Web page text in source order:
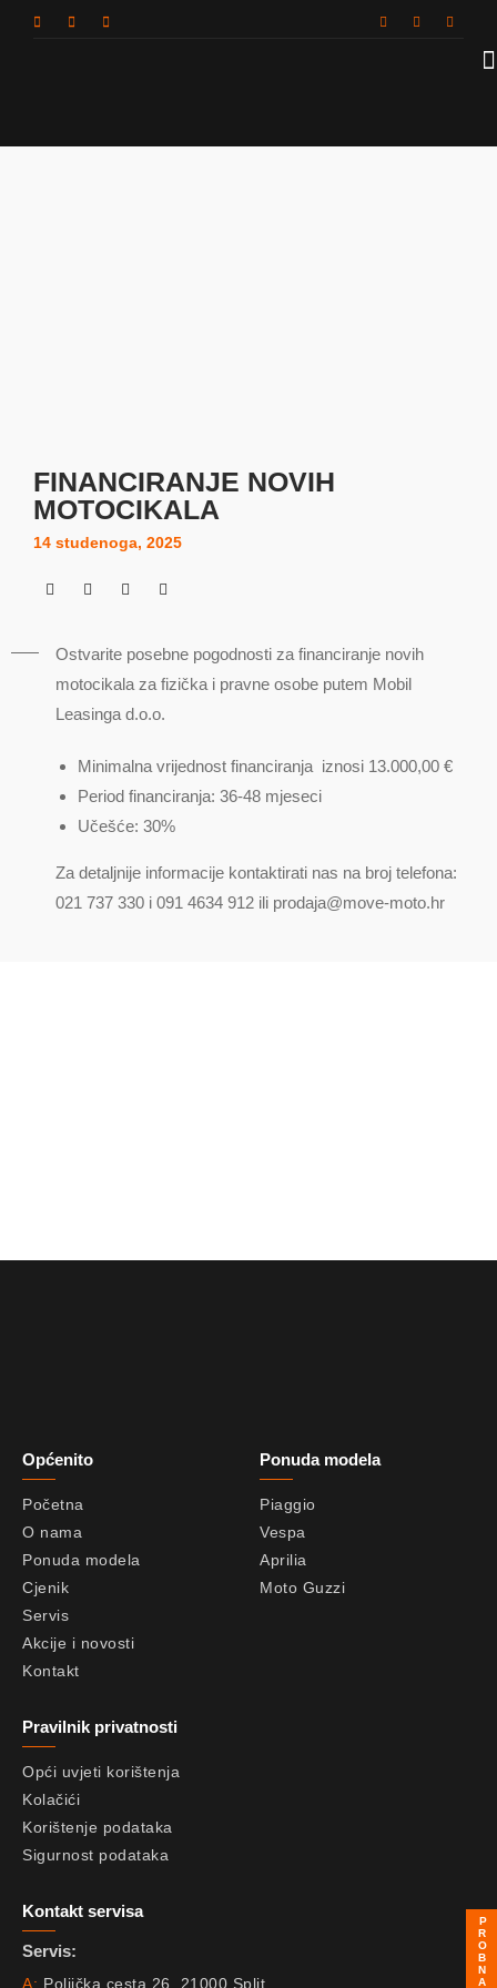
FINANCIRANJE NOVIH
MOTOCIKALA
14 studenoga, 2025
Ostvarite posebne pogodnosti za financiranje novih
motocikala za fizička i pravne osobe putem Mobil
Leasinga d.o.o.
Minimalna vrijednost financiranja iznosi 13.000,00 €
Period financiranja: 36-48 mjeseci
Učešće: 30%
Za detaljnije informacije kontaktirati nas na broj telefona:
021 737 330 i 091 4634 912 ili prodaja@move-moto.hr
Općenito
Početna
O nama
Ponuda modela
Cjenik
Servis
Akcije i novosti
Kontakt
Ponuda modela
Piaggio
Vespa
Aprilia
Moto Guzzi
Pravilnik privatnosti
Opći uvjeti korištenja
Kolačići
Korištenje podataka
Sigurnost podataka
Kontakt servisa
Servis:
A: Poljička cesta 26, 21000 Split